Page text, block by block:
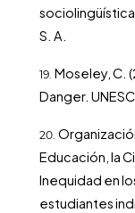
S. A.
Moseley, C.
Danger.
Educación, la
Inequidad en
estudiantes